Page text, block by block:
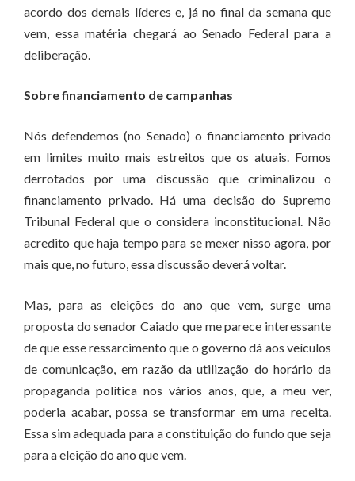
acordo dos demais líderes e, já no final da semana que
vem, essa matéria chegará ao Senado Federal para a
deliberação.
Sobre financiamento de campanhas
Nós defendemos (no Senado) o financiamento privado
em limites muito mais estreitos que os atuais. Fomos
derrotados por uma discussão que criminalizou o
financiamento privado. Há uma decisão do Supremo
Tribunal Federal que o considera inconstitucional. Não
acredito que haja tempo para se mexer nisso agora, por
mais que, no futuro, essa discussão deverá voltar.
Mas, para as eleições do ano que vem, surge uma
proposta do senador Caiado que me parece interessante
de que esse ressarcimento que o governo dá aos veículos
de comunicação, em razão da utilização do horário da
propaganda política nos vários anos, que, a meu ver,
poderia acabar, possa se transformar em uma receita.
Essa sim adequada para a constituição do fundo que seja
para a eleição do ano que vem.